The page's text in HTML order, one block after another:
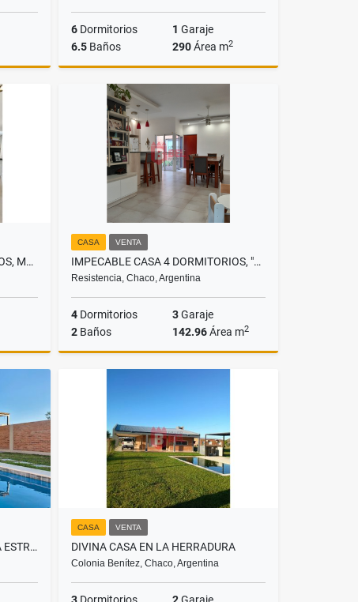
6 Dormitorios 1 Garaje
6.5 Baños 290Área m2
US$400,000
DEPARTAMENTO 2 DORMITORIOS, MODERNO, UBICACIÓN PRIVILEGIADA
CASA VENTA
IMPECABLE CASA 4 DORMITORIOS, "LA COQUETA DE SUIZA" APTA CREDITO
Resistencia, Chaco, Argentina
4 Dormitorios 3Garaje
2 Baños 142.96Área m2
CASA QUINCHO CON PISCINA A ESTRENAR APTO CREDITO!
CASA VENTA
DIVINA CASA EN LA HERRADURA
Colonia Benítez, Chaco, Argentina